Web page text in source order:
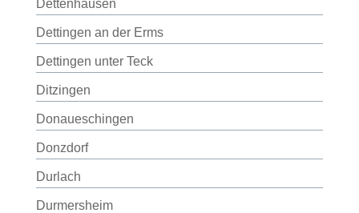
Dettenhausen
Dettingen an der Erms
Dettingen unter Teck
Ditzingen
Donaueschingen
Donzdorf
Durlach
Durmersheim